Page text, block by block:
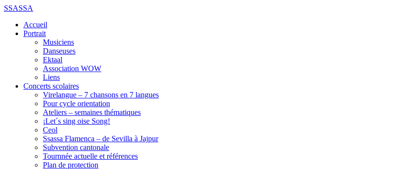
SSASSA
Accueil
Portrait
Musiciens
Danseuses
Ektaal
Association WOW
Liens
Concerts scolaires
Virelangue – 7 chansons en 7 langues
Pour cycle orientation
Ateliers – semaines thématiques
¡Let´s sing oise Song!
Ceol
Ssassa Flamenca – de Sevilla à Jajpur
Subvention cantonale
Tournnée actuelle et références
Plan de protection